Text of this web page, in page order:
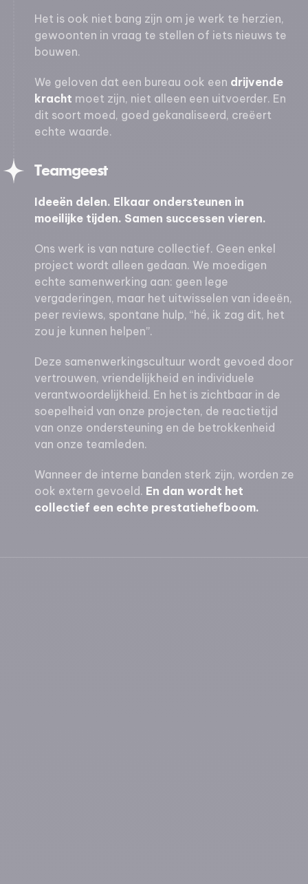
Het is ook niet bang zijn om je werk te herzien,
gewoonten in vraag te stellen of iets nieuws te
bouwen.
We geloven dat een bureau ook een drijvende
kracht moet zijn, niet alleen een uitvoerder. En
dit soort moed, goed gekanaliseerd, creëert
echte waarde.
Teamgeest
Ideeën delen. Elkaar ondersteunen in
moeilijke tijden. Samen successen vieren.
Ons werk is van nature collectief. Geen enkel
project wordt alleen gedaan. We moedigen
echte samenwerking aan: geen lege
vergaderingen, maar het uitwisselen van ideeën,
peer reviews, spontane hulp, “hé, ik zag dit, het
zou je kunnen helpen”.
Deze samenwerkingscultuur wordt gevoed door
vertrouwen, vriendelijkheid en individuele
verantwoordelijkheid. En het is zichtbaar in de
soepelheid van onze projecten, de reactietijd
van onze ondersteuning en de betrokkenheid
van onze teamleden.
Wanneer de interne banden sterk zijn, worden ze
ook extern gevoeld. En dan wordt het
collectief een echte prestatiehefboom.